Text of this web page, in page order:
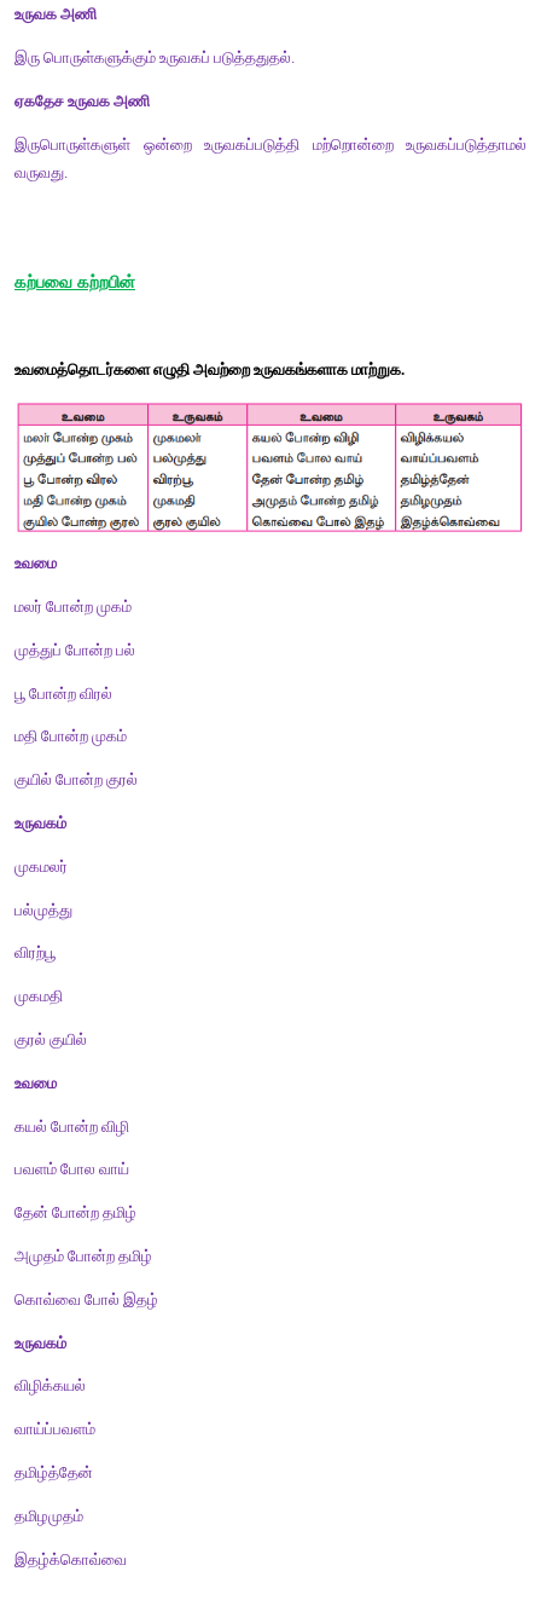
குறுவினா:
1. உருவக அணியை விளக்குக.
என்பது தோன்றும்படி கூறுவது உருவக அணியாகும்.
உருவக அணி ஆயிற்று.
2. உருவக அணிக்கும் ஏகதேச உருவக அணிக்கும் உள்ள வேறுபாடு
உருவக அணி
இரு பொருள்களுக்கும் உருவகப் படுத்ததுதல்.
இருபொருள்களுள் ஒன்றை உருவகப்படுத்தி மற்றொன்றை
உவமைத்தொடர்களை எழுதி அவற்றை உருவகங்களாக மாற்றுக.
உவமை
மலர் போன்ற முகம்
முத்துப் போன்ற பல்
மதி போன்ற முகம்
குயில் போன்ற குரல்
பல்முத்து